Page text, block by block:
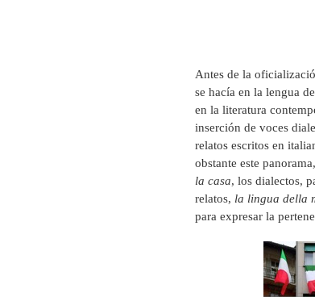
Antes de la
se hacía en la lengua
en la literatura
inserción de voces
relatos escritos en
obstante este
la casa, los dialectos,
relatos, la lingua della
para expresar la